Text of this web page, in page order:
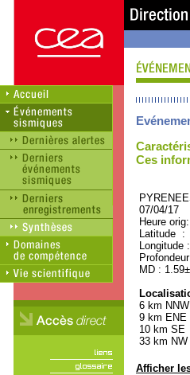
Ces
07/04/
Heure
MD :
6 km
9 km ENE
10 km SE
33 km
Afficher